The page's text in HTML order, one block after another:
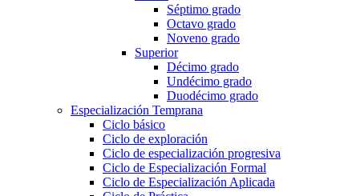
Séptimo grado
Octavo grado
Noveno grado
Superior
Décimo grado
Undécimo grado
Duodécimo grado
Especialización Temprana
Ciclo básico
Ciclo de exploración
Ciclo de especialización progresiva
Ciclo de Especialización Formal
Ciclo de Especialización Aplicada